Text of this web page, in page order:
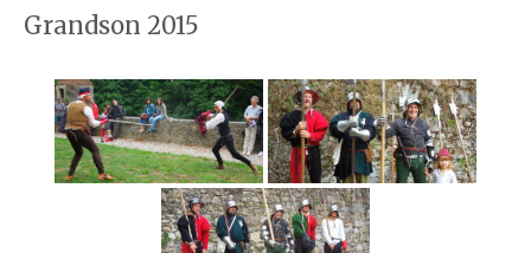
Grandson 2015